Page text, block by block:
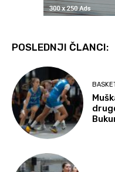
POSLEDNJI ČLANCI: